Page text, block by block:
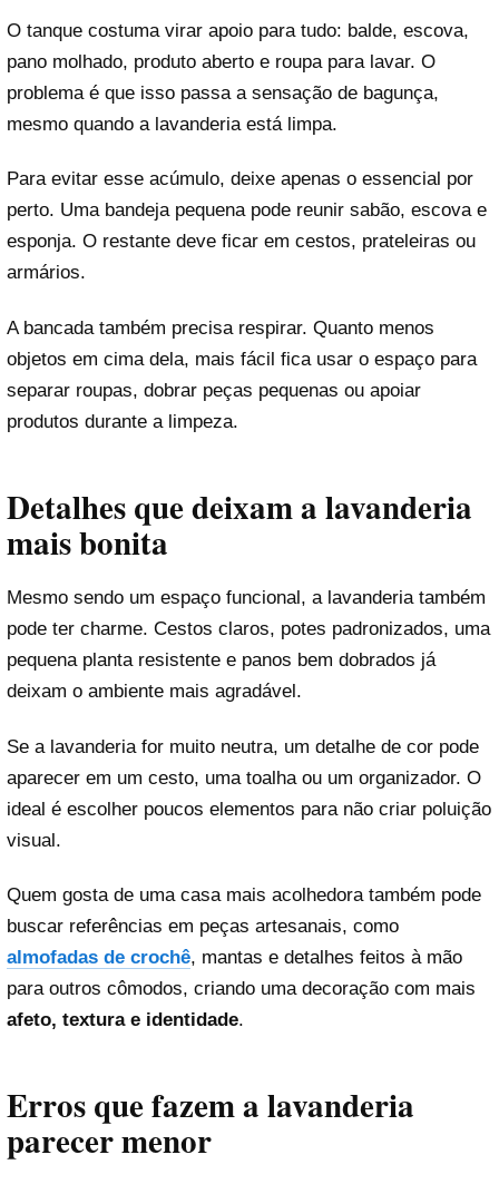
O tanque costuma virar apoio para tudo: balde, escova,
pano molhado, produto aberto e roupa para lavar. O
problema é que isso passa a sensação de bagunça,
mesmo quando a lavanderia está limpa.
Para evitar esse acúmulo, deixe apenas o essencial por
perto. Uma bandeja pequena pode reunir sabão, escova e
esponja. O restante deve ficar em cestos, prateleiras ou
armários.
A bancada também precisa respirar. Quanto menos
objetos em cima dela, mais fácil fica usar o espaço para
separar roupas, dobrar peças pequenas ou apoiar
produtos durante a limpeza.
Detalhes que deixam a lavanderia
mais bonita
Mesmo sendo um espaço funcional, a lavanderia também
pode ter charme. Cestos claros, potes padronizados, uma
pequena planta resistente e panos bem dobrados já
deixam o ambiente mais agradável.
Se a lavanderia for muito neutra, um detalhe de cor pode
aparecer em um cesto, uma toalha ou um organizador. O
ideal é escolher poucos elementos para não criar poluição
visual.
Quem gosta de uma casa mais acolhedora também pode
buscar referências em peças artesanais, como
almofadas de crochê, mantas e detalhes feitos à mão
para outros cômodos, criando uma decoração com mais
afeto, textura e identidade.
Erros que fazem a lavanderia
parecer menor